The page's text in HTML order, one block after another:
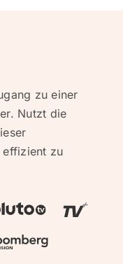
zu einer
Nutzt die
effizient zu